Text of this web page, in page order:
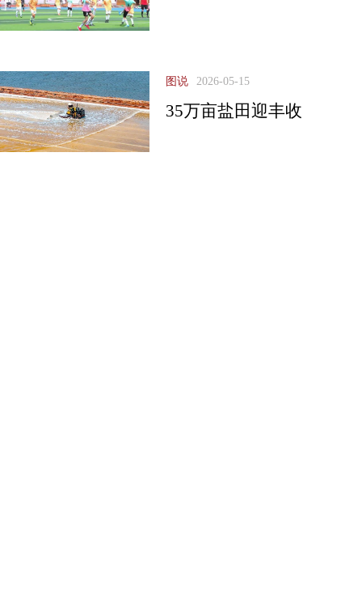
图说 2026-05-15
35万亩盐田迎丰收